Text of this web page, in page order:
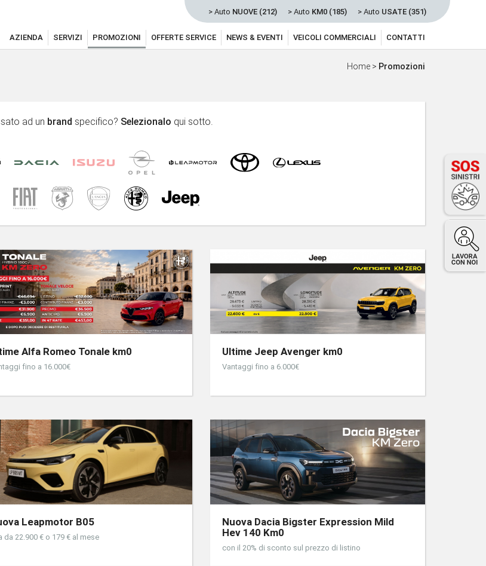
> Auto NUOVE (212) > Auto KM0 (185) > Auto USATE (351)
AZIENDA SERVIZI PROMOZIONI OFFERTE SERVICE NEWS & EVENTI VEICOLI COMMERCIALI CONTATTI
Home > Promozioni
ad un brand specifico? Selezionalo qui sotto.
Alfa Romeo Tonale km0
fino a 16.000€
Ultime Jeep Avenger km0
Vantaggi fino a 6.000€
Leapmotor B05
da 22.900 € o 179 € al mese
Nuova Dacia Bigster Expression Mild
Hev 140 Km0
con il 20% di sconto sul prezzo di listino